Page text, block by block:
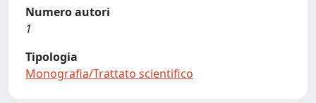
Numero autori
1
Tipologia
Monografia/Trattato scientifico